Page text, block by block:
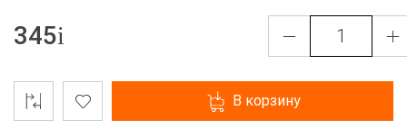
345
В корзину